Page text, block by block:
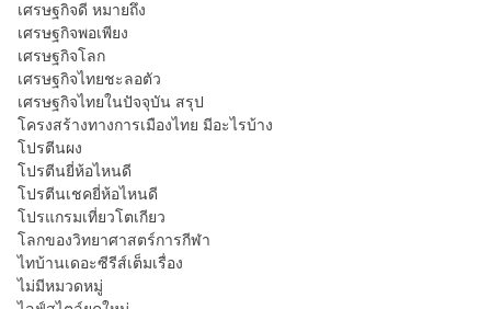
เศรษฐกิจดี หมายถึง
เศรษฐกิจพอเพียง
เศรษฐกิจโลก
เศรษฐกิจไทยชะลอตัว
เศรษฐกิจไทยในปัจจุบัน สรุป
โครงสร้างทางการเมืองไทย มีอะไรบ้าง
โปรตีนผง
โปรตีนยี่ห้อไหนดี
โปรตีนเชคยี่ห้อไหนดี
โปรแกรมเที่ยวโตเกียว
โลกของวิทยาศาสตร์การกีฬา
ไทบ้านเดอะซีรีส์เต็มเรื่อง
ไม่มีหมวดหมู่